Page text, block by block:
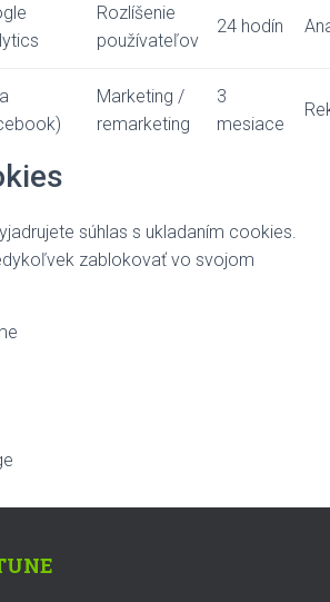
Rozlíšenie
používateľov
24 hodín
Marketing /
remarketing
3
mesiace
súhlas s ukladaním cookies.
zablokovať vo svojom